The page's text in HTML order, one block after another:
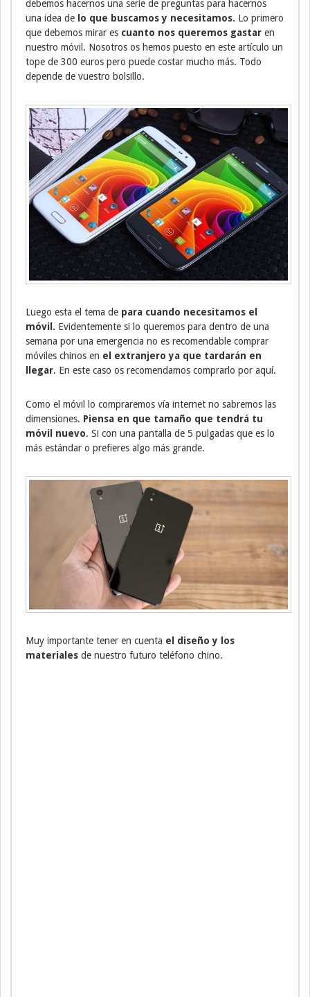
debemos hacernos una serie de preguntas para hacernos
una idea de lo que buscamos y necesitamos. Lo primero
que debemos mirar es cuanto nos queremos gastar en
nuestro móvil. Nosotros os hemos puesto en este artículo un
tope de 300 euros pero puede costar mucho más. Todo
depende de vuestro bolsillo.
Luego esta el tema de para cuando necesitamos el
móvil. Evidentemente si lo queremos para dentro de una
semana por una emergencia no es recomendable comprar
móviles chinos en el extranjero ya que tardarán en
llegar. En este caso os recomendamos comprarlo por aquí.
Como el móvil lo compraremos vía internet no sabremos las
dimensiones. Piensa en que tamaño que tendrá tu
móvil nuevo. Si con una pantalla de 5 pulgadas que es lo
más estándar o prefieres algo más grande.
Muy importante tener en cuenta el diseño y los
materiales de nuestro futuro teléfono chino.